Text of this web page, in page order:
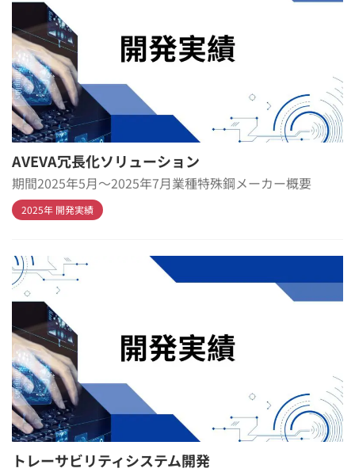
AVEVA冗長化ソリューション
期間2025年5月～2025年7月業種特殊鋼メーカー概要
2025年 開発実績
トレーサビリティシステム開発